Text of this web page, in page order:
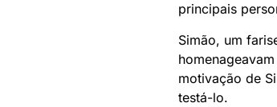
principais
Simão, um
motivação de
testá-lo.